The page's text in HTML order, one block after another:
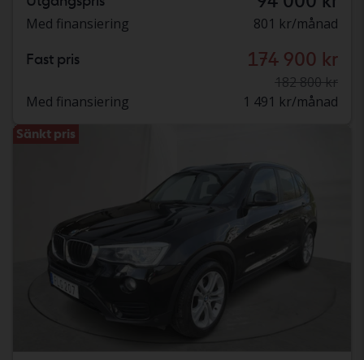
Med finansiering 801 kr/månad
Fast pris 174 900 kr
182 800 kr
Med finansiering
1 491 kr/månad
Sänkt pris